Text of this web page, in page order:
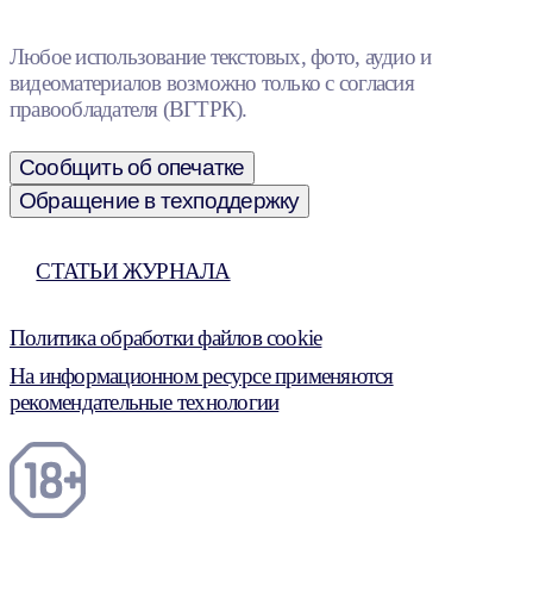
Любое использование текстовых, фото, аудио и
видеоматериалов возможно только с согласия
правообладателя (ВГТРК).
Сообщить об опечатке
Обращение в техподдержку
СТАТЬИ ЖУРНАЛА
Политика обработки файлов cookie
На информационном ресурсе применяются
рекомендательные технологии